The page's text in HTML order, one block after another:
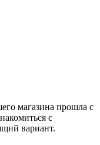
магазина прошла с
с
вариант.